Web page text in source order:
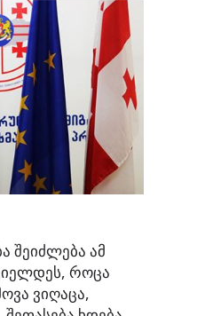
შეიძლება ამ
როცა
ვიღაცა,